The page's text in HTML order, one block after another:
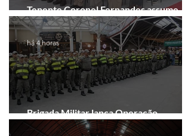
Tenente Coronel Fernandes assume
comando do 41º BPM em Gramado
Brigada Militar lança Operação
Convergência na Região das Hortênsias
há 4 horas